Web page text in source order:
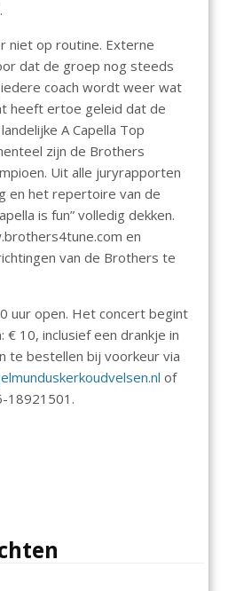
niet op routine. Externe
dat de groep nog steeds
coach wordt weer wat
heeft ertoe geleid dat de
A Capella Top
zijn de Brothers
Uit alle juryrapporten
en het repertoire van de
is fun” volledig dekken.
en
van de Brothers te
uur open. Het concert begint
€ 10, inclusief een drankje in
te bestellen bij voorkeur via
of
18921501.